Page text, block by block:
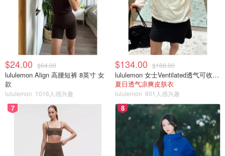
$24.00 $64.00
lululemon Align 高腰短裤 8英寸 女
款
lululemon 1016人感兴趣
$134.00 $188.00
lululemon 女士Ventilated透气可收纳跑步夹克
夏日透气凉爽皮肤衣
lululemon 601人感兴趣
7 8